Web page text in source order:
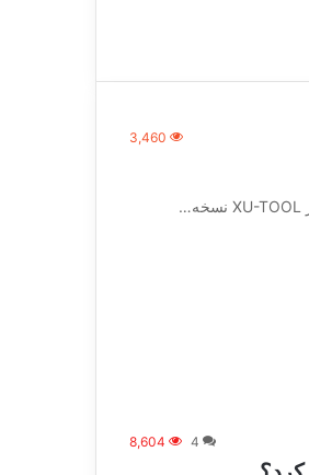
3,460
4
8,604